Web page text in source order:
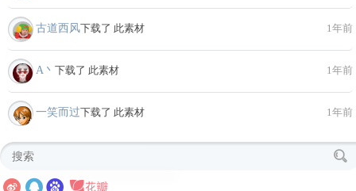
古道西风下载了 此素材 1年前
A丶 下载了 此素材 1年前
一笑而过下载了 此素材 1年前